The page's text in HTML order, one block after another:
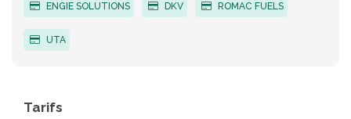
ENGIE SOLUTIONS DKV ROMAC FUELS
UTA
Tarifs